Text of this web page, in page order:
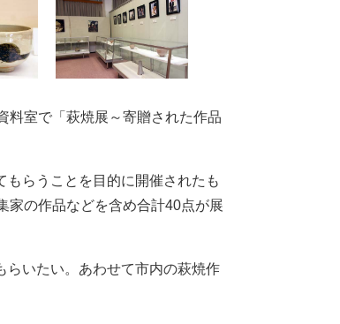
室で「萩焼展～寄贈された作品
らうことを目的に開催されたも
家の作品などを含め合計40点が展
いたい。あわせて市内の萩焼作